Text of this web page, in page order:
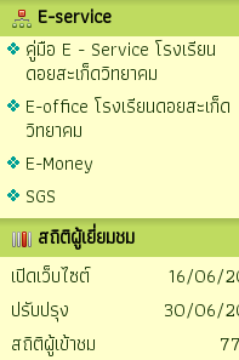
E-service
คู่มือ E - Service โรงเรียน
ดอยสะเก็ดวิทยาคม
E-office โรงเรียนดอยสะเก็ด
วิทยาคม
E-Money
SGS
สถิติผู้เยี่ยมชม
เปิดเว็บไซต์
16/06/
ปรับปรุง
30/06/
สถิติผู้เข้าชม